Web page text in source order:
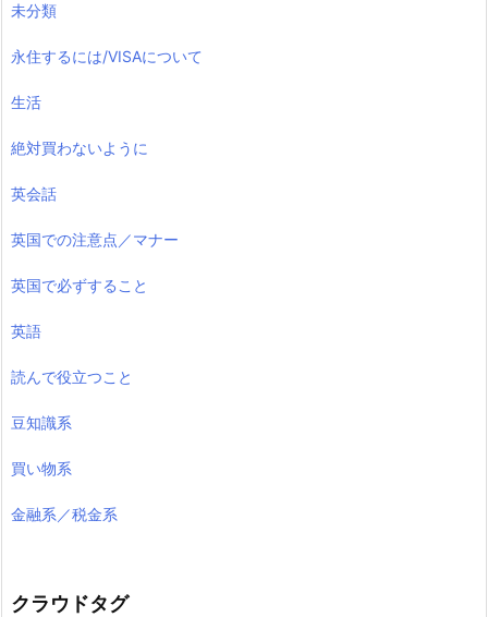
未分類
永住するには/VISAについて
生活
絶対買わないように
英会話
英国での注意点／マナー
英国で必ずすること
英語
読んで役立つこと
豆知識系
買い物系
金融系／税金系
クラウドタグ